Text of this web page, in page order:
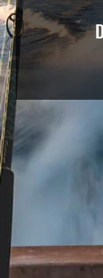
ir
Tik gylis
50 kHz,
200 kHz
taupo